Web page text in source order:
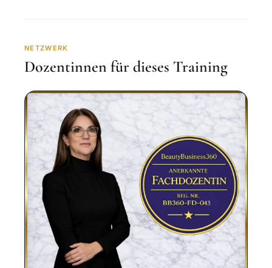
NETZWERK
Dozentinnen für dieses Training